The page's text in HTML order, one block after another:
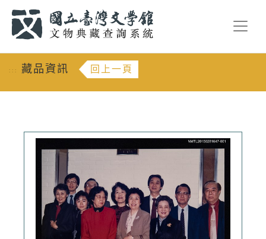
::: 藏品資訊 回上一頁